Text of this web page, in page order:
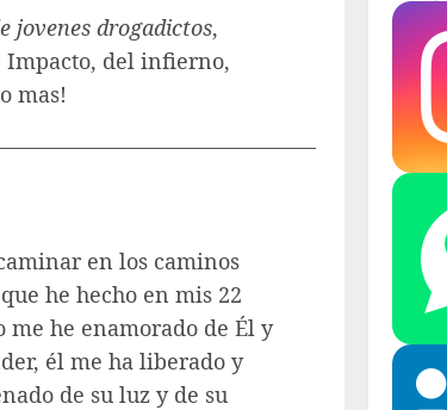
jovenes drogadictos,
Impacto, del infierno,
mas!
en los caminos
he hecho en mis 22
he enamorado de Él y
él me ha liberado y
de su luz y de su